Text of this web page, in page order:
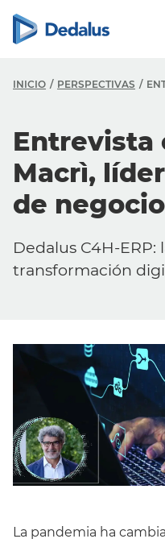
INICIO PERSPECTIVAS
Entrevista
Macrì,
de
Dedalus C4H-ERP:
transformación
La pandemia ha